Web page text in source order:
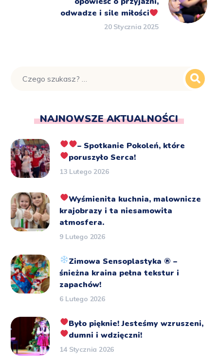
odwadze i sile miłości
20 Stycznia 2025
NAJNOWSZE AKTUALNOŚCI
– Spotkanie Pokoleń, które
poruszyło Serca!
13 Lutego 2026
Wyśmienita kuchnia, malownicze
krajobrazy i ta niesamowita
atmosfera.
9 Lutego 2026
Zimowa Sensoplastyka ®️ –
śnieżna kraina pełna tekstur i
zapachów!
6 Lutego 2026
Było pięknie!Jesteśmy wzruszeni,
dumni i wdzięczni!
14 Stycznia 2026